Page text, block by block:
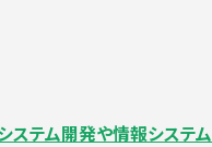
ステム開発や情報シス